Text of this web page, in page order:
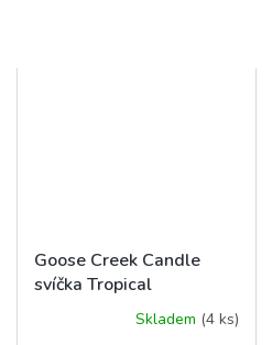
Goose Creek Candle
svíčka Tropical
Daydream, 198 g
Skladem (4 ks)